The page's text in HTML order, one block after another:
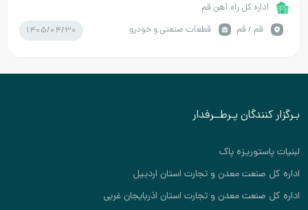
اداره کل راه آهن قم
قم / قم
قطعات صنعتی و خودرو 1405/04/30
بـرگزار کنندگان پـرطــرفدار
لبنیات پاستوریزه پاک
اداره کل صنعت معدن و تجارت استان اردبیل
اداره کل صنعت معدن و تجارت استان اذربایجان غربی